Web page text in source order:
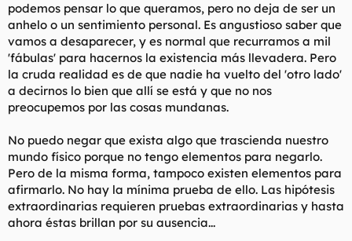
podemos pensar lo que queramos, pero no deja de ser un
anhelo o un sentimiento personal. Es angustioso saber que
vamos a desaparecer, y es normal que recurramos a mil
'fábulas' para hacernos la existencia más llevadera. Pero
la cruda realidad es de que nadie ha vuelto del 'otro lado'
a decirnos lo bien que allí se está y que no nos
preocupemos por las cosas mundanas.
No puedo negar que exista algo que trascienda nuestro
mundo físico porque no tengo elementos para negarlo.
Pero de la misma forma, tampoco existen elementos para
afirmarlo. No hay la mínima prueba de ello. Las hipótesis
extraordinarias requieren pruebas extraordinarias y hasta
ahora éstas brillan por su ausencia...